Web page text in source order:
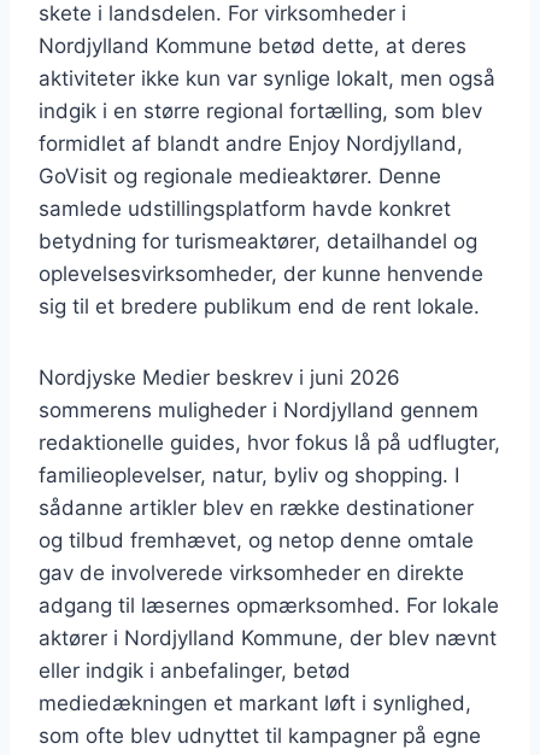
skete i landsdelen. For virksomheder i
Nordjylland Kommune betød dette, at deres
aktiviteter ikke kun var synlige lokalt, men også
indgik i en større regional fortælling, som blev
formidlet af blandt andre Enjoy Nordjylland,
GoVisit og regionale medieaktører. Denne
samlede udstillingsplatform havde konkret
betydning for turismeaktører, detailhandel og
oplevelsesvirksomheder, der kunne henvende
sig til et bredere publikum end de rent lokale.
Nordjyske Medier beskrev i juni 2026
sommerens muligheder i Nordjylland gennem
redaktionelle guides, hvor fokus lå på udflugter,
familieoplevelser, natur, byliv og shopping. I
sådanne artikler blev en række destinationer
og tilbud fremhævet, og netop denne omtale
gav de involverede virksomheder en direkte
adgang til læsernes opmærksomhed. For lokale
aktører i Nordjylland Kommune, der blev nævnt
eller indgik i anbefalinger, betød
mediedækningen et markant løft i synlighed,
som ofte blev udnyttet til kampagner på egne